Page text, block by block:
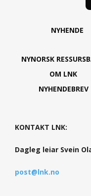
NYHENDE
NYNORSK
OM LNK
NYHENDEBREV
KONTAKT LNK:
Dagleg leiar Svein
post@lnk.no